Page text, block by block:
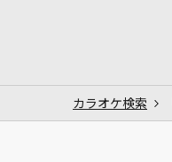
カラオケ検索